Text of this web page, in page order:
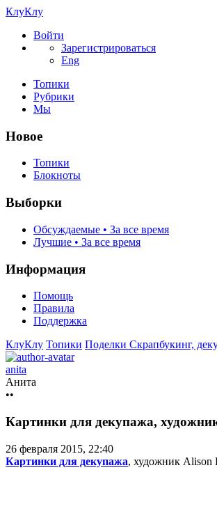
КлуКлу
Войти
Зарегистрироваться
Eng
Топики
Рубрики
Мы
Новое
Топики
Блокноты
Выборки
Обсуждаемые • За все время
Лучшие • За все время
Информация
Помощь
Правила
Поддержка
КлуКлу Топики Поделки Скрапбукинг,
anita
Анита
••
Картинки для декупажа,
26 февраля 2015, 22:40
Картинки для декупажа, художник